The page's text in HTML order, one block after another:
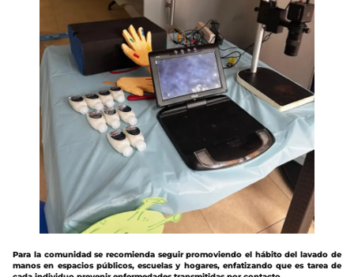
Para la comunidad se recomienda seguir promoviendo el hábito del lavado de
manos en espacios públicos, escuelas y hogares, enfatizando que es tarea de